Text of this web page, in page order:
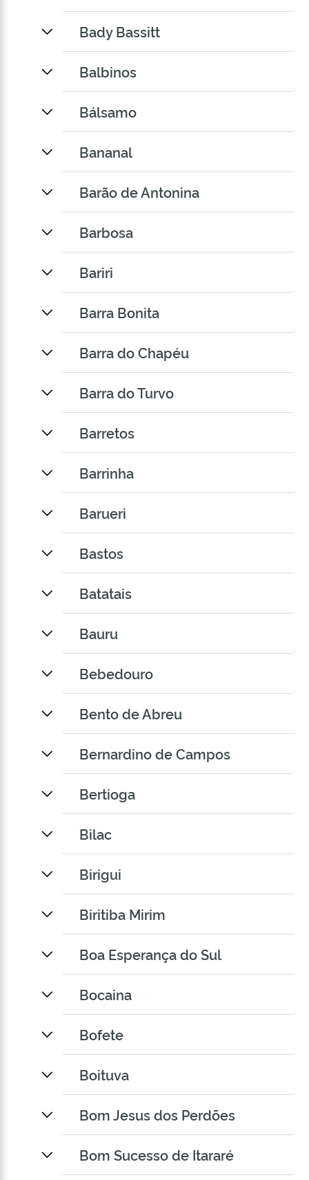
Bady Bassitt
Balbinos
Bálsamo
Bananal
Barão de Antonina
Barbosa
Bariri
Barra Bonita
Barra do Chapéu
Barra do Turvo
Barretos
Barrinha
Barueri
Bastos
Batatais
Bauru
Bebedouro
Bento de Abreu
Bernardino de Campos
Bertioga
Bilac
Birigui
Biritiba Mirim
Boa Esperança do Sul
Bocaina
Bofete
Boituva
Bom Jesus dos Perdões
Bom Sucesso de Itararé